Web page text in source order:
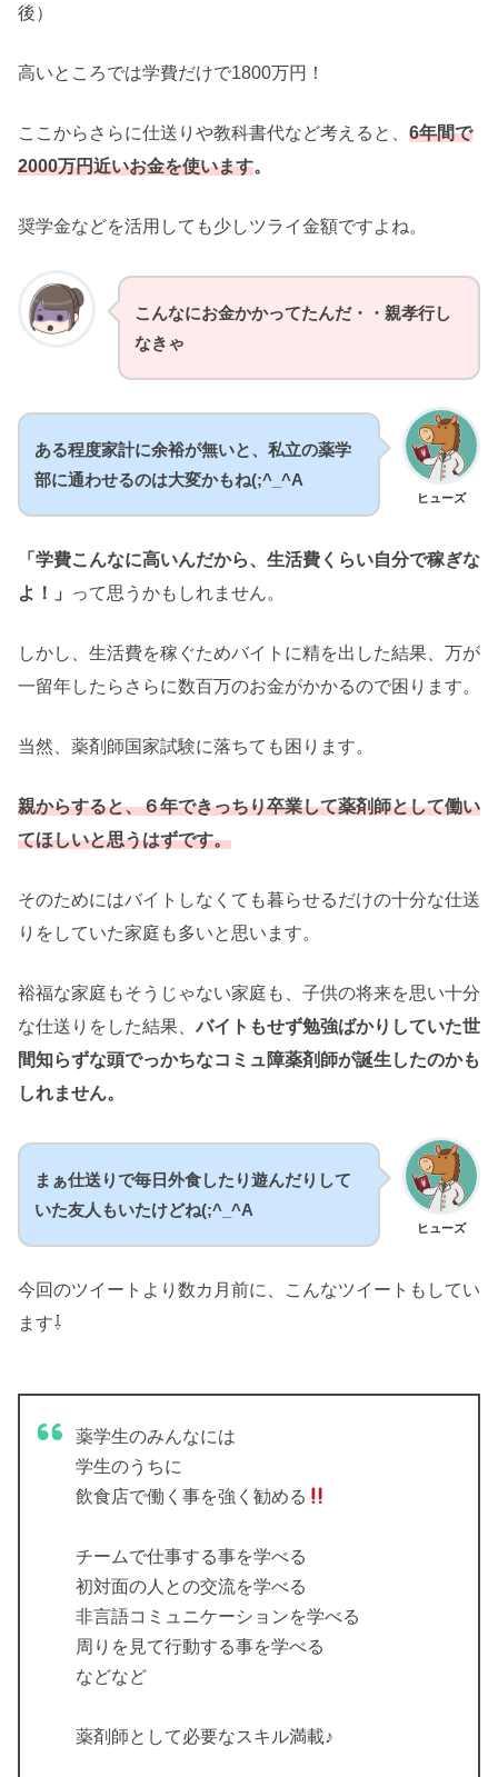
後）
高いところでは学費だけで1800万円！
ここからさらに仕送りや教科書代など考えると、 6年間で
2000万円近いお金を使います。
奨学金などを活用しても少しツライ金額ですよね。
こんなにお金かかってたんだ・・親孝行し
なきゃ
ヒューズ
ある程度家計に余裕が無いと、私立の薬学
部に通わせるのは大変かもね(;^_^A
「学費こんなに高いんだから、生活費くらい自分で稼ぎな
よ！」
って思うかもしれません。
しかし、生活費を稼ぐためバイトに精を出した結果、万が
一留年したらさらに数百万のお金がかかるので困ります。
当然、薬剤師国家試験に落ちても困ります。
親からすると、６年できっちり卒業して薬剤師として働い
てほしいと思うはずです。
そのためにはバイトしなくても暮らせるだけの十分な仕送
りをしていた家庭も多いと思います。
裕福な家庭もそうじゃない家庭も、子供の将来を思い十分
な仕送りをした結果、バイトもせず勉強ばかりしていた世
間知らずな頭でっかちなコミュ障薬剤師が誕生したのかも
しれません。
ヒューズ
まぁ仕送りで毎日外食したり遊んだりして
いた友人もいたけどね(;^_^A
今回のツイートより数カ月前に、こんなツイートもしてい
ます⇩
薬学生のみんなには
学生のうちに
飲食店で働く事を強く勧める
チームで仕事する事を学べる
初対面の人との交流を学べる
非言語コミュニケーションを学べる
周りを見て行動する事を学べる
などなど
薬剤師として必要なスキル満載♪